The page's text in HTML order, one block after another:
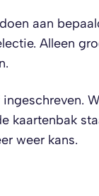
aan
Alleen
kaartenbak
weer kans.